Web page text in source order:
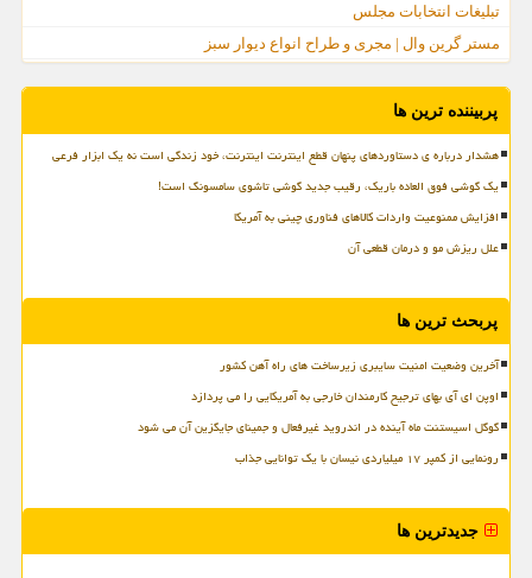
تبلیغات انتخابات مجلس
مستر گرین وال | مجری و طراح انواع دیوار سبز
پربیننده ترین ها
هشدار درباره ی دستاوردهای پنهان قطع اینترنت اینترنت، خود زندگی است نه یک ابزار فرعی
یک گوشی فوق العاده باریک، رقیب جدید گوشی تاشوی سامسونگ است!
افزایش ممنوعیت واردات کالاهای فناوری چینی به آمریکا
علل ریزش مو و درمان قطعی آن
پربحث ترین ها
آخرین وضعیت امنیت سایبری زیرساخت های راه آهن کشور
اوپن ای آی بهای ترجیح کارمندان خارجی به آمریکایی را می پردازد
گوگل اسیستنت ماه آینده در اندروید غیرفعال و جمینای جایگزین آن می شود
رونمایی از کمپر ۱۷ میلیاردی نیسان با یک توانایی جذاب
جدیدترین ها